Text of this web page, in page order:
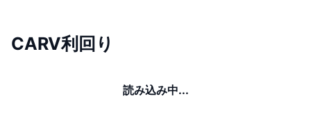
CARV利回り
読み込み中...